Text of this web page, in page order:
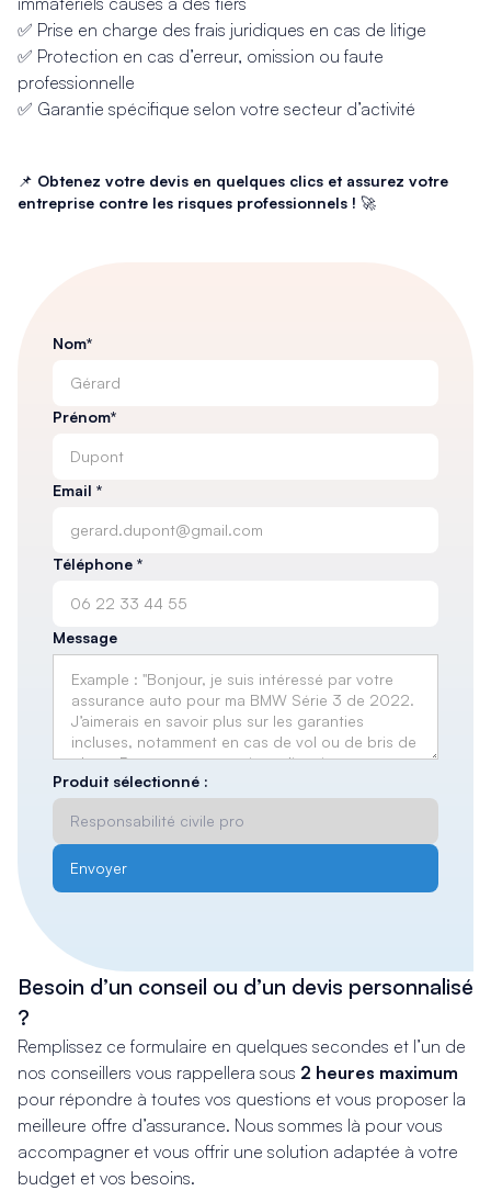
✅ Prise en charge des frais juridiques en cas de litige
✅ Protection en cas d’erreur, omission ou faute
professionnelle
✅ Garantie spécifique selon votre secteur d’activité
📌 Obtenez votre devis en quelques clics et assurez votre
entreprise contre les risques professionnels ! 🚀
Nom*
Prénom*
Email *
Téléphone *
Message
Produit sélectionné :
Besoin d’un conseil ou d’un devis personnalisé
?
Remplissez ce formulaire en quelques secondes et l’un de
nos conseillers vous rappellera sous 2 heures maximum
pour répondre à toutes vos questions et vous proposer la
meilleure offre d’assurance. Nous sommes là pour vous
accompagner et vous offrir une solution adaptée à votre
budget et vos besoins.